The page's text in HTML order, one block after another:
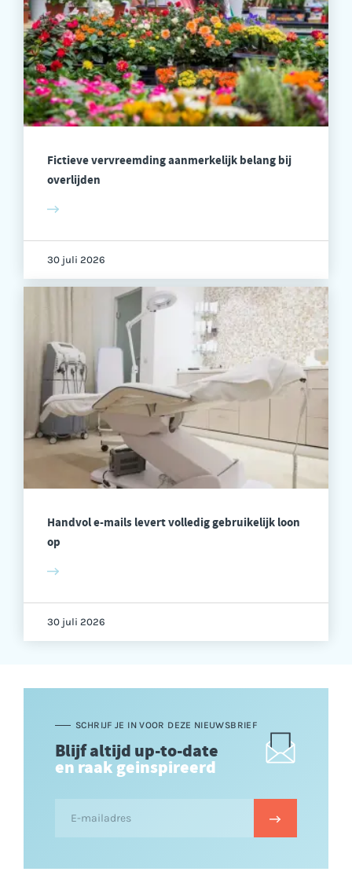
Fictieve vervreemding aanmerkelijk belang bij
overlijden
30 juli 2026
Handvol e-mails levert volledig gebruikelijk loon
op
30 juli 2026
SCHRIJF JE IN VOOR DEZE NIEUWSBRIEF
Blijf altijd up-to-date
en raak geinspireerd